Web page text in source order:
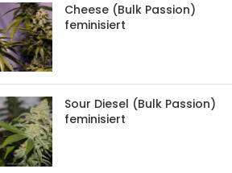
Cheese (Bulk Passion)
feminisiert
Sour Diesel (Bulk Passion)
feminisiert